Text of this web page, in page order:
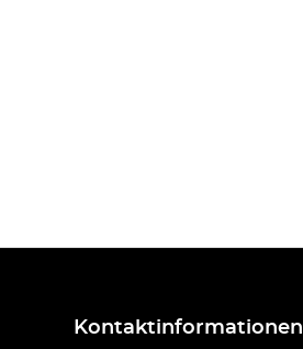
Kontaktinformationen